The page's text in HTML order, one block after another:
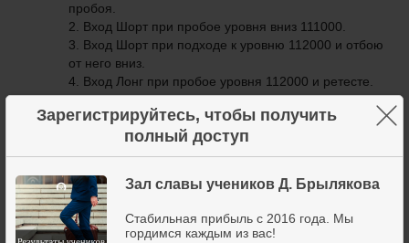
Зарегистрируйтесь, чтобы получить
полный доступ
Зал славы учеников Д. Брылякова
Стабильная прибыль с 2016 года. Мы
гордимся каждым из вас!
×
пробоя.
2. Вход Шорт при пробое уровня вниз 111000.
3. Вход Шорт при подходе к уровню 112000 и отбою
от него вниз.
4. Вход Лонг при пробое уровня 112000 и ретесте.
При этом предпочтительнее входы в Шорт по тренду.
Правильно ли я рассуждаю?
P.S. Извините. Сегодня выходной. Вопрос на завтра.
29 октября 2017 0